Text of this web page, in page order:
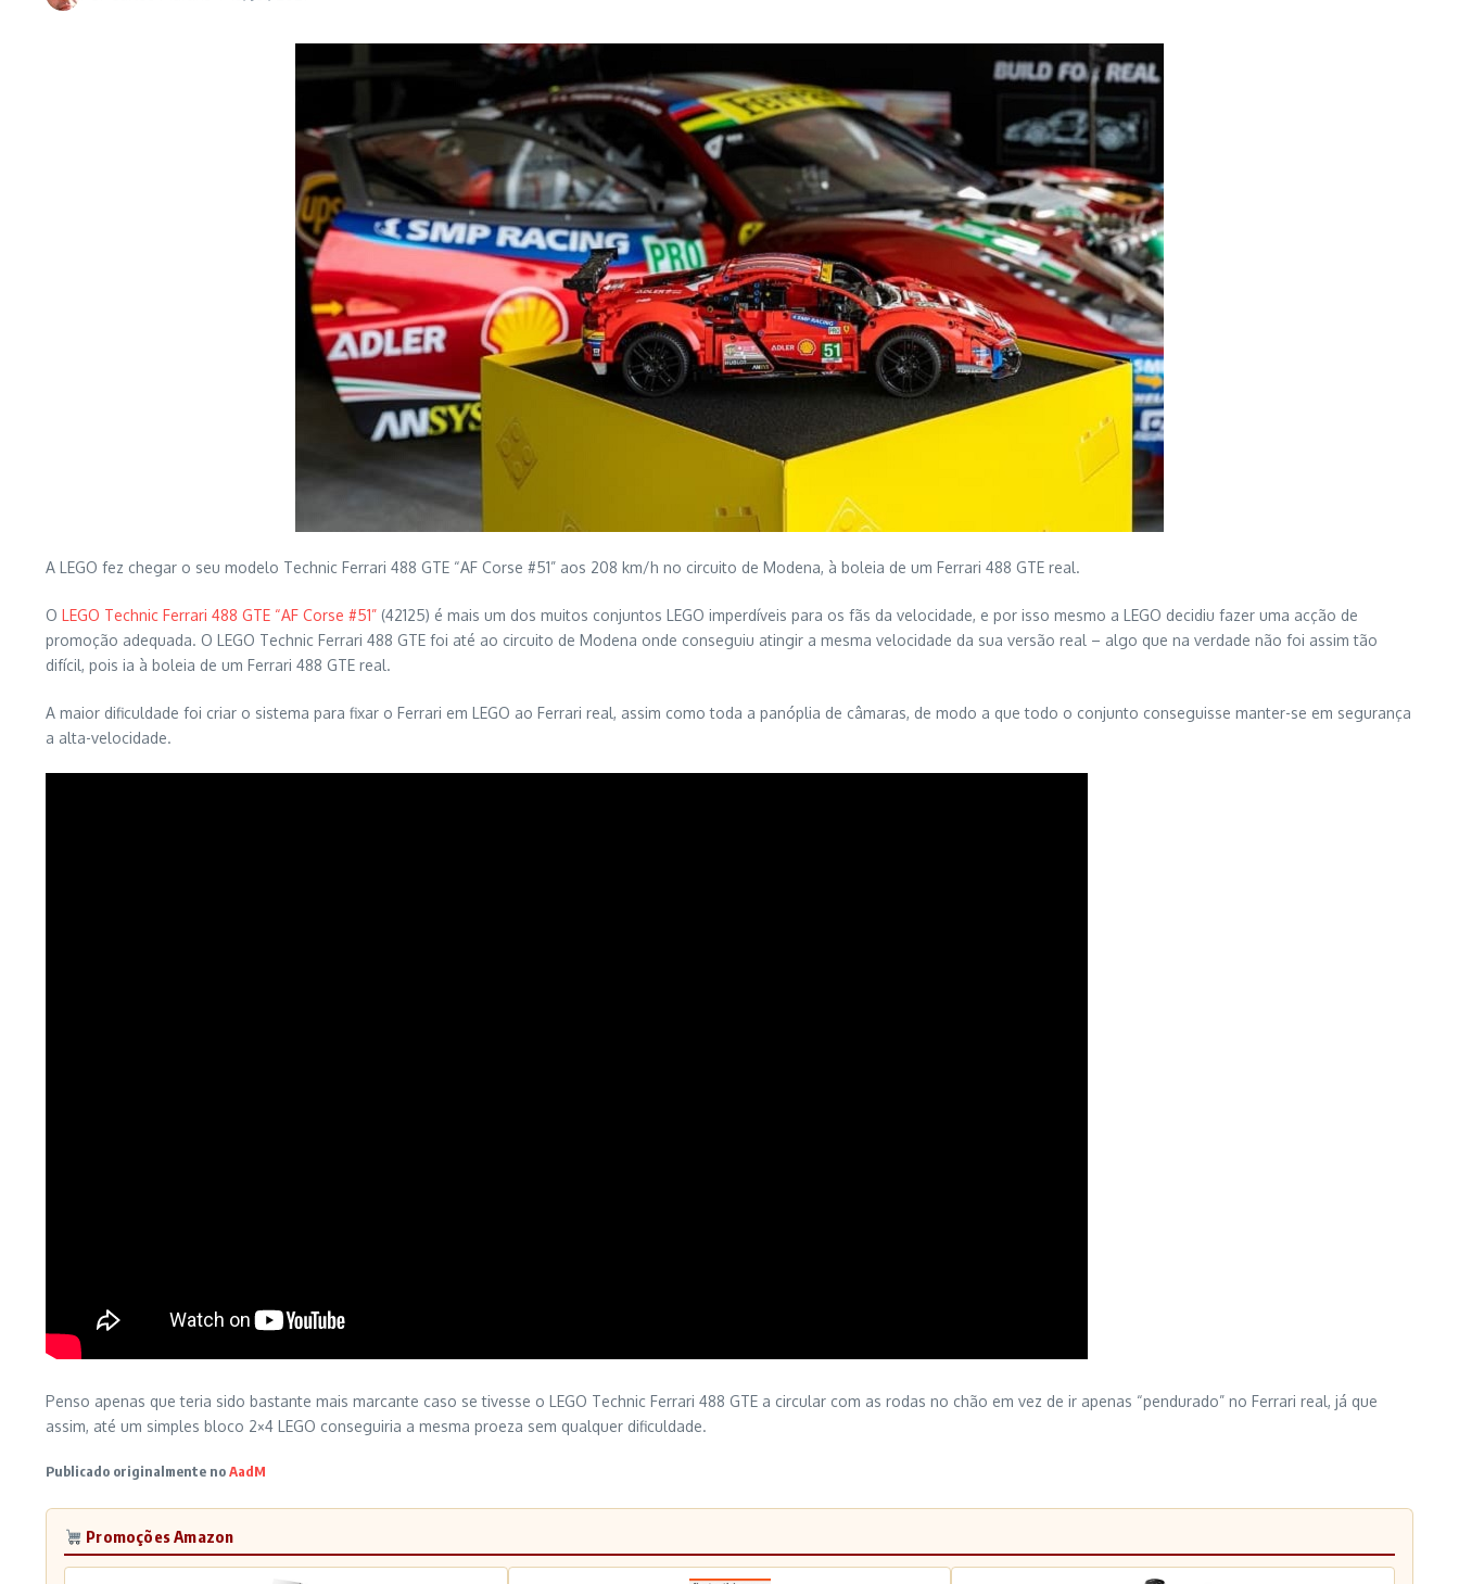
A LEGO fez chegar o seu modelo Technic Ferrari 488 GTE “AF Corse #51” aos 208 km/h no circuito de Modena, à boleia de um Ferrari 488 GTE real.
O LEGO Technic Ferrari 488 GTE “AF Corse #51” (42125) é mais um dos muitos conjuntos LEGO imperdíveis para os fãs da velocidade, e por isso mesmo a LEGO decidiu fazer uma acção de
promoção adequada. O LEGO Technic Ferrari 488 GTE foi até ao circuito de Modena onde conseguiu atingir a mesma velocidade da sua versão real – algo que na verdade não foi assim tão
difícil, pois ia à boleia de um Ferrari 488 GTE real.
A maior dificuldade foi criar o sistema para fixar o Ferrari em LEGO ao Ferrari real, assim como toda a panóplia de câmaras, de modo a que todo o conjunto conseguisse manter-se em segurança
a alta-velocidade.
Penso apenas que teria sido bastante mais marcante caso se tivesse o LEGO Technic Ferrari 488 GTE a circular com as rodas no chão em vez de ir apenas “pendurado” no Ferrari real, já que
assim, até um simples bloco 2×4 LEGO conseguiria a mesma proeza sem qualquer dificuldade.
Publicado originalmente noAadM
Promoções Amazon